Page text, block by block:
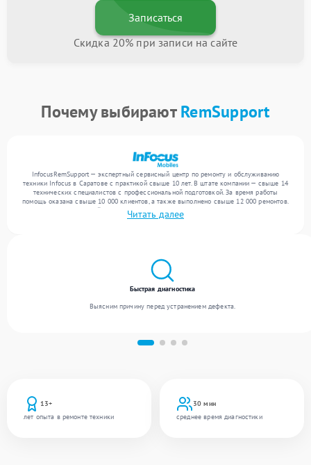
Записаться
Скидка 20% при записи на сайте
Почему выбираютRemSupport
InfocusRemSupport — экспертный сервисный центр по ремонту и обслуживанию
техники Infocus в Саратове с практикой свыше 10 лет. В штате компании — свыше 14
технических специалистов с профессиональной подготовкой. За время работы
помощь оказана свыше 10 000 клиентов, а также выполнено свыше 12 000 ремонтов.
Ежемесячно в сервисный центр поступает свыше 300 единиц техники, включая , , . Мы
устраняем поломки любой сложности и поддерживаем высокий стандарт качества
Читать далее
13+
лет опыта в ремонте техники
30 мин
среднее время диагностики
Быстрая диагностика
Выясним причину перед устранением дефекта.